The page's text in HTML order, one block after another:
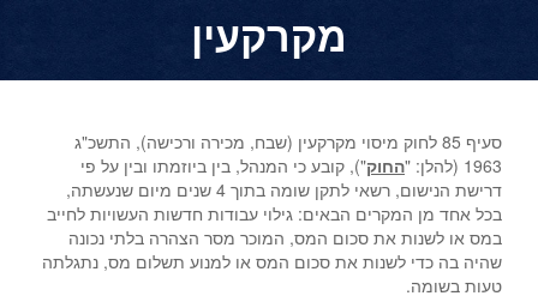
מקרקעין
סעיף 85 לחוק מיסוי מקרקעין (שבח, מכירה ורכישה), התשכ"ג
1963 (להלן: "
החוק"), קובע כי המנהל, בין ביוזמתו ובין על פי
דרישת הנישום, רשאי לתקן שומה בתוך 4 שנים מיום שנעשתה,
בכל אחד מן המקרים הבאים: גילוי עבודות חדשות העשויות לחייב
במס או לשנות את סכום המס, המוכר מסר הצהרה בלתי נכונה
שהיה בה כדי לשנות את סכום המס או למנוע תשלום מס, נתגלתה
טעות בשומה.